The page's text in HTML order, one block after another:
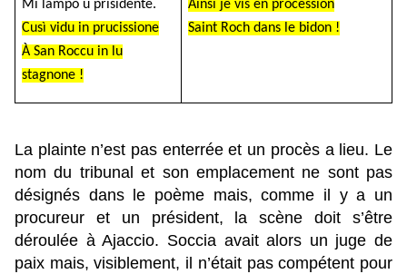
Mi lampò u prisidente.
Cusì vidu in prucissione
À San Roccu in lu
stagnone !
Ainsi je vis en procession
Saint Roch dans le bidon !
La plainte n’est pas enterrée et un procès a lieu. Le
nom du tribunal et son emplacement ne sont pas
désignés dans le poème mais, comme il y a un
procureur et un président, la scène doit s’être
déroulée à Ajaccio. Soccia avait alors un juge de
paix mais, visiblement, il n’était pas compétent pour